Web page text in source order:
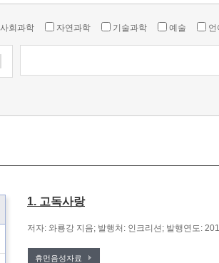
사회과학 자연과학 기술과학 예술 언
1. 고독사랑
저자: 와룡강 지음; 발행처: 인크리션; 발행연도:
휴먼음성자료